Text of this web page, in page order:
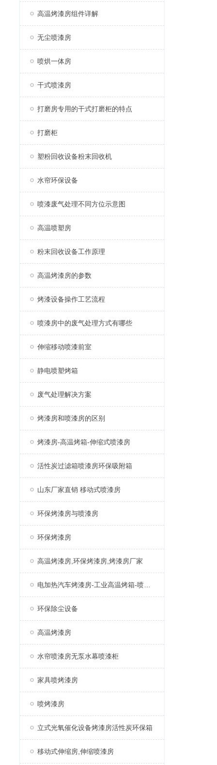
高温烤漆房组件详解
无尘喷漆房
喷烘一体房
干式喷漆房
打磨房专用的干式打磨柜的特点
打磨柜
塑粉回收设备粉末回收机
水帘环保设备
喷漆废气处理不同方位示意图
高温喷塑房
粉末回收设备工作原理
高温烤漆房的参数
烤漆设备操作工艺流程
喷漆房中的废气处理方式有哪些
伸缩移动喷漆前室
静电喷塑烤箱
废气处理解决方案
烤漆房和喷漆房的区别
烤漆房-高温烤箱-伸缩式喷漆房
活性炭过滤箱喷漆房环保吸附箱
山东厂家直销 移动式喷漆房
环保烤漆房与喷漆房
环保烤漆房
高温烤漆房,环保烤漆房,烤漆房厂家
环保除尘设备
高温烤漆房
水帘喷漆房无泵水幕喷漆柜
家具喷烤漆房
喷烤漆房
立式光氧催化设备烤漆房活性炭环保箱
移动式伸缩房,伸缩喷漆房